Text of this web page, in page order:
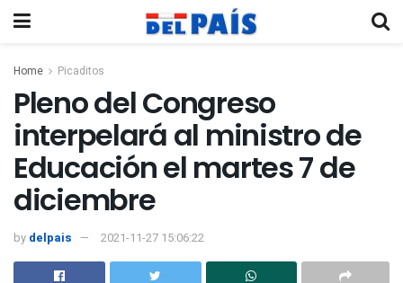
Home Picaditos
Pleno del Congreso
interpelará al ministro de
Educación el martes 7 de
diciembre
by delpais 2021-11-27 15:06:22